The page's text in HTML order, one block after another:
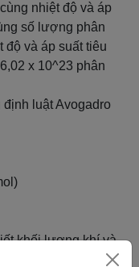
nhiệt độ và áp
số lượng phân
độ và áp suất tiêu
x 10^23 phân
luật Avogadro
khối lượng khí và
thể tính bằng cách